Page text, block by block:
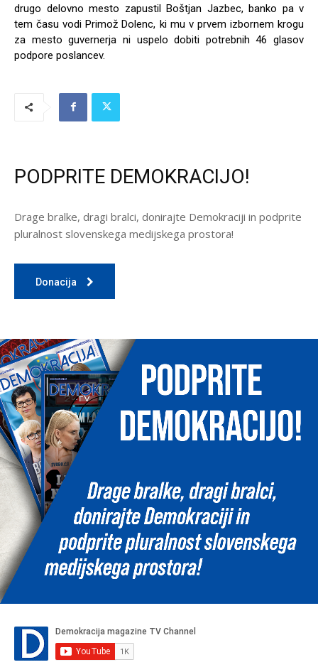
drugo delovno mesto zapustil Boštjan Jazbec, banko pa v
tem času vodi Primož Dolenc, ki mu v prvem izbornem krogu
za mesto guvernerja ni uspelo dobiti potrebnih 46 glasov
podpore poslancev.
PODPRITE DEMOKRACIJO!
Drage bralke, dragi bralci, donirajte Demokraciji in podprite
pluralnost slovenskega medijskega prostora!
Donacija